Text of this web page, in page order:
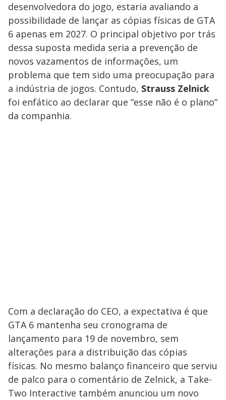
desenvolvedora do jogo, estaria avaliando a
possibilidade de lançar as cópias físicas de GTA
6 apenas em 2027. O principal objetivo por trás
dessa suposta medida seria a prevenção de
novos vazamentos de informações, um
problema que tem sido uma preocupação para
a indústria de jogos. Contudo, Strauss Zelnick
foi enfático ao declarar que “esse não é o plano”
da companhia.
Com a declaração do CEO, a expectativa é que
GTA 6 mantenha seu cronograma de
lançamento para 19 de novembro, sem
alterações para a distribuição das cópias
físicas. No mesmo balanço financeiro que serviu
de palco para o comentário de Zelnick, a Take-
Two Interactive também anunciou um novo